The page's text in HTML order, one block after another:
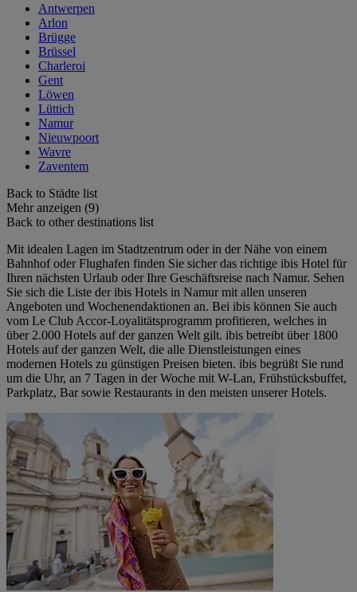
Antwerpen
Arlon
Brügge
Brüssel
Charleroi
Gent
Löwen
Lüttich
Namur
Nieuwpoort
Wavre
Zaventem
Back to Städte list
Mehr anzeigen (9)
Back to other destinations list
Mit idealen Lagen im Stadtzentrum oder in der Nähe von einem
Bahnhof oder Flughafen finden Sie sicher das richtige ibis Hotel für
Ihren nächsten Urlaub oder Ihre Geschäftsreise nach Namur. Sehen
Sie sich die Liste der ibis Hotels in Namur mit allen unseren
Angeboten und Wochenendaktionen an. Bei ibis können Sie auch
vom Le Club Accor-Loyalitätsprogramm profitieren, welches in
über 2.000 Hotels auf der ganzen Welt gilt. ibis betreibt über 1800
Hotels auf der ganzen Welt, die alle Dienstleistungen eines
modernen Hotels zu günstigen Preisen bieten. ibis begrüßt Sie rund
um die Uhr, an 7 Tagen in der Woche mit W-Lan, Frühstücksbuffet,
Parkplatz, Bar sowie Restaurants in den meisten unserer Hotels.